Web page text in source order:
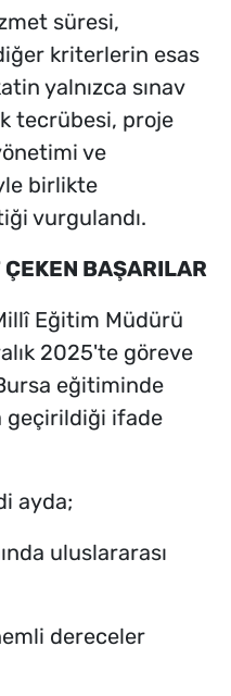
süresi,
kriterlerin esas
yalnızca sınav
tecrübesi, proje
ve
birlikte
vurgulandı.
ÇEKEN BAŞARILAR
Eğitim Müdürü
2025'te göreve
eğitiminde
geçirildiği ifade
ayda;
uluslararası
dereceler